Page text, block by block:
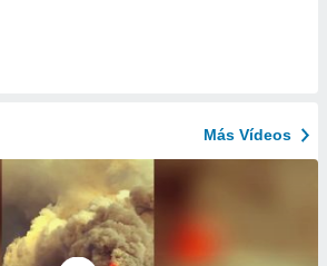
Más Vídeos